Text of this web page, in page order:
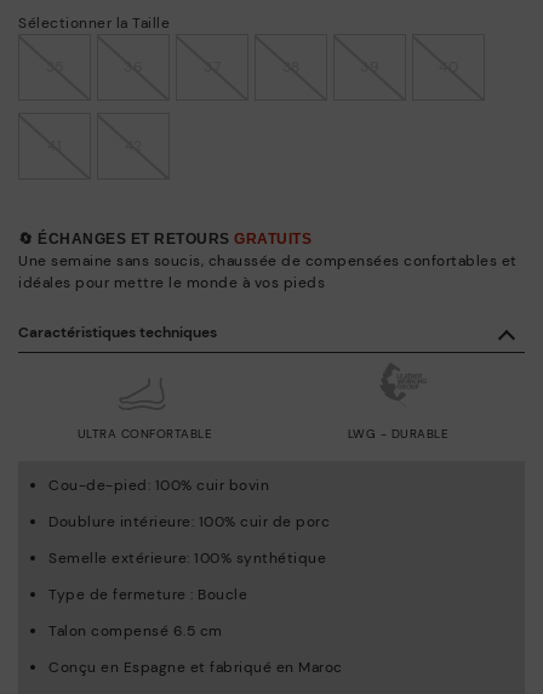
Sélectionner la Taille
🔄 ÉCHANGES ET RETOURS GRATUITS
Une semaine sans soucis, chaussée de compensées confortables et
idéales pour mettre le monde à vos pieds
Caractéristiques techniques
ULTRA CONFORTABLE LWG - DURABLE
Cou-de-pied: 100% cuir bovin
Doublure intérieure: 100% cuir de porc
Semelle extérieure: 100% synthétique
Type de fermeture : Boucle
Talon compensé 6.5 cm
Conçu en Espagne et fabriqué en Maroc